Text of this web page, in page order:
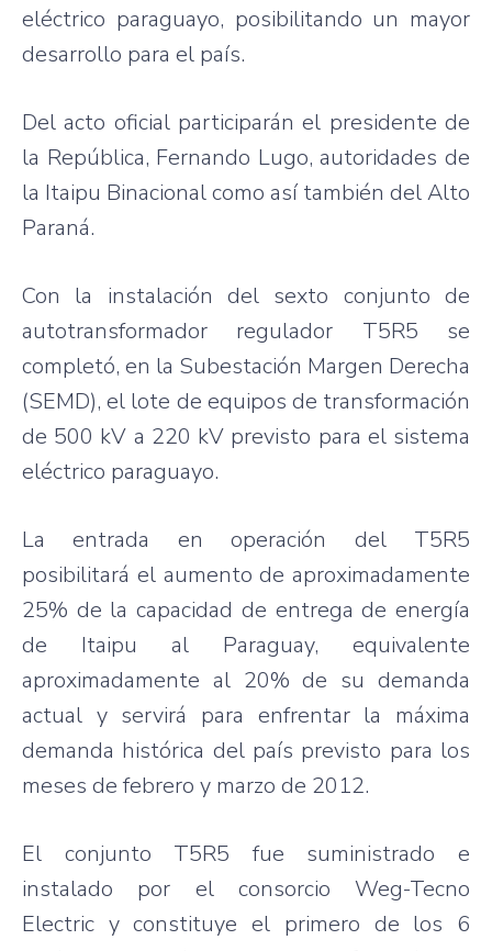
eléctrico paraguayo, posibilitando un mayor
desarrollo para el país.
Delacto oficial participarán el presidente de
la República, Fernando Lugo,autoridades de
la Itaipu Binacionalcomo así también del Alto
Paraná.
Con la instalación del sexto conjunto de
autotransformador
regulador T5R5 se
completó, en la Subestación Margen Derecha
(SEMD), el lote de equipos de transformación
de 500 kV a 220 kV previsto para el sistema
eléctrico paraguayo.
Laentrada enoperación del T5R5
posibilitará el aumento de aproximadamente
25% de lacapacidad de entrega deenergía
de Itaipu al Paraguay, equivalente
aproximadamente al 20% de su demanda
actual y servirá para enfrentarla máxima
demanda histórica del país previsto para los
meses defebrero y marzo de 2012.
El conjunto T5R5 fue suministrado e
instalado
por el consorcio
Weg-Tecno
Electric yconstituye el primero de los 6